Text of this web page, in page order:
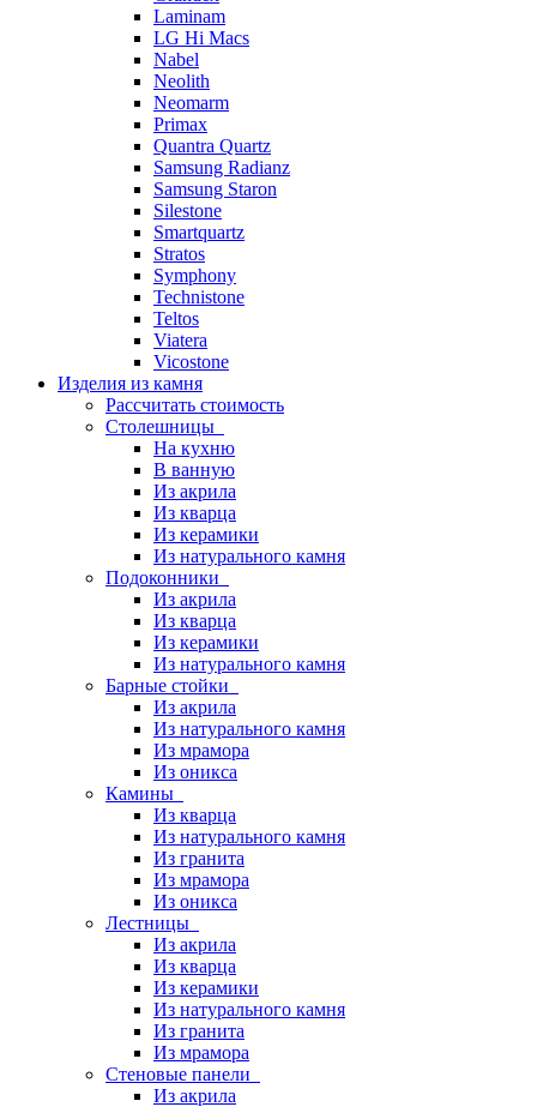
Laminam
LG Hi Macs
Nabel
Neolith
Neomarm
Primax
Quantra Quartz
Samsung Radianz
Samsung Staron
Silestone
Smartquartz
Stratos
Symphony
Technistone
Teltos
Viatera
Vicostone
Изделия из камня
Рассчитать стоимость
Столешницы
На кухню
В ванную
Из акрила
Из кварца
Из керамики
Из натурального камня
Подоконники
Из акрила
Из кварца
Из керамики
Из натурального камня
Барные стойки
Из акрила
Из натурального камня
Из мрамора
Из оникса
Камины
Из кварца
Из натурального камня
Из гранита
Из мрамора
Из оникса
Лестницы
Из акрила
Из кварца
Из керамики
Из натурального камня
Из гранита
Из мрамора
Стеновые панели
Из акрила